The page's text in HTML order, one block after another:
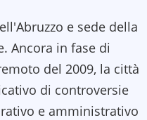
e sede della
Ancora in fase di
del 2009, la città
di controversie
e amministrativo